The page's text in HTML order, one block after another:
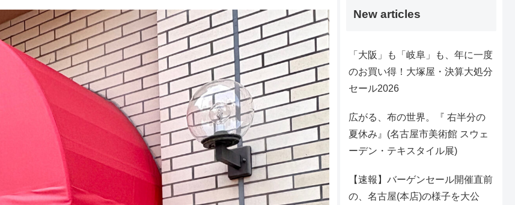
New articles
「大阪」も「岐阜」も、年に一度
のお買い得！大塚屋・決算大処分
セール2026
広がる、布の世界。『 右半分の
夏休み』(名古屋市美術館 スウェ
ーデン・テキスタイル展)
【速報】バーゲンセール開催直前
の、名古屋(本店)の様子を大公